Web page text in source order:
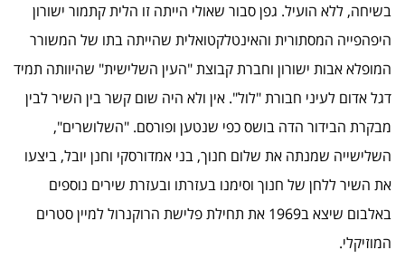
בשיחה, ללא הועיל. גפן סבור שאולי הייתה זו הלית קתמור ישורון
היפהפייה המסתורית והאינטלקטואלית שהייתה בתו של המשורר
המופלא אבות ישורון וחברת קבוצת "העין השלישית" שהיוותה תמיד
דגל אדום לעיני חבורת "לול". אין ולא היה שום קשר בין השיר לבין
מבקרת הבידור הדה בושס כפי שנטען ופורסם. "השלושרים",
השלישייה שמנתה את שלום חנוך, בני אמדורסקי וחנן יובל, ביצעו
את השיר ללחן של חנוך וסימנו בעזרתו ובעזרת שירים נוספים
באלבום שיצא ב1969 את תחילת פלישת הרוקנרול למיין סטרים
המוזיקלי.